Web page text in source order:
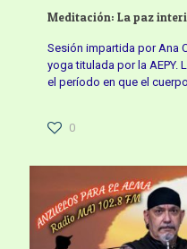
Meditación: La paz
Sesión impartida por Ana
yoga titulada por la AEPY.
el período en que el
0